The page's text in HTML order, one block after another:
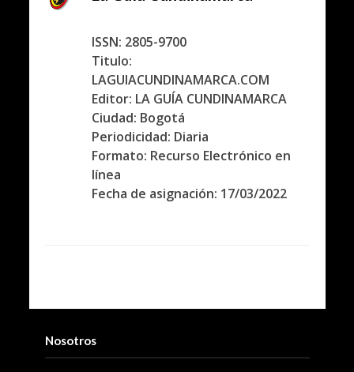
ISSN: 2805-9700
Titulo:
LAGUIACUNDINAMARCA.COM
Editor: LA GUÍA CUNDINAMARCA
Ciudad: Bogotá
Periodicidad: Diaria
Formato: Recurso Electrónico en
línea
Fecha de asignación: 17/03/2022
Nosotros